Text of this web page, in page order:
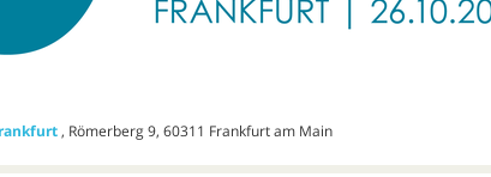
, Römerberg 9, 60311 Frankfurt am Main